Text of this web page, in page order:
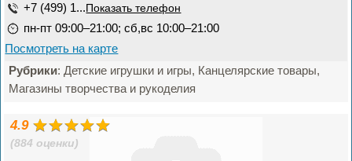
+7 (499) 1... Показать телефон
пн-пт 09:00–21:00; сб,вс 10:00–21:00
Посмотреть на карте
Рубрики: Детские игрушки и игры, Канцелярские товары,
Магазины творчества и рукоделия
4.9
(884 оценки)